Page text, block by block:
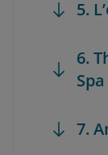
5.
6.
Spa
7.